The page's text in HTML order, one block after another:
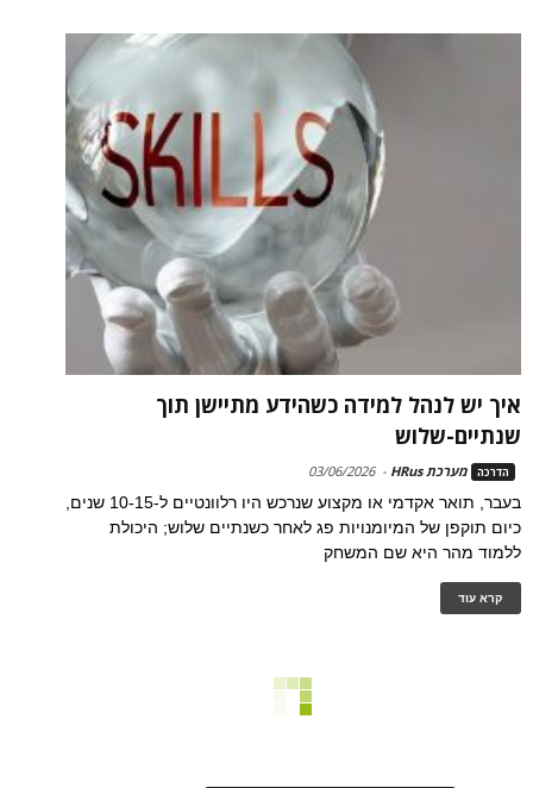
איך יש לנהל למידה כשהידע מתיישן תוך
שנתיים-שלוש
הדרכה מערכת HRus -
03/06/2026
בעבר, תואר אקדמי או מקצוע שנרכש היו רלוונטיים ל-10-15 שנים,
כיום תוקפן של המיומנויות פג לאחר כשנתיים שלוש; היכולת
ללמוד מהר היא שם המשחק
קרא עוד